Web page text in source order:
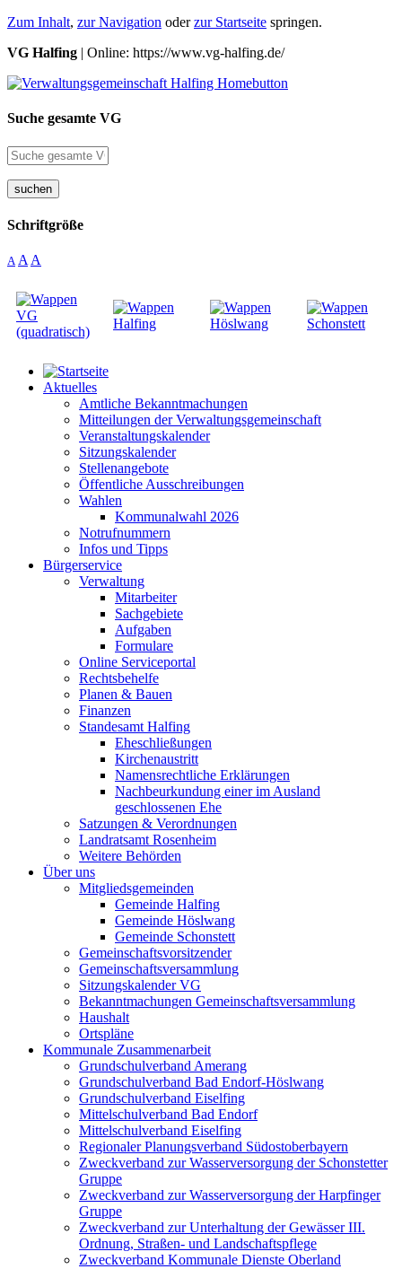
Zum Inhalt, zur Navigation oderzur Startseite springen.
VG Halfing | Online: https://www.vg-halfing.de/
Suche gesamte VG
suchen
Schriftgröße
A A A
Aktuelles
Amtliche Bekanntmachungen
Mitteilungen der Verwaltungsgemeinschaft
Veranstaltungskalender
Sitzungskalender
Stellenangebote
Öffentliche Ausschreibungen
Wahlen
Kommunalwahl 2026
Notrufnummern
Infos und Tipps
Bürgerservice
Verwaltung
Mitarbeiter
Sachgebiete
Aufgaben
Formulare
Online Serviceportal
Rechtsbehelfe
Planen & Bauen
Finanzen
Standesamt Halfing
Eheschließungen
Kirchenaustritt
Namensrechtliche Erklärungen
Nachbeurkundung einer im Ausland
geschlossenen Ehe
Satzungen & Verordnungen
Landratsamt Rosenheim
Weitere Behörden
Über uns
Mitgliedsgemeinden
Gemeinde Halfing
Gemeinde Höslwang
Gemeinde Schonstett
Gemeinschaftsvorsitzender
Gemeinschaftsversammlung
Sitzungskalender VG
Bekanntmachungen Gemeinschaftsversammlung
Haushalt
Ortspläne
Kommunale Zusammenarbeit
Grundschulverband Amerang
Grundschulverband Bad Endorf-Höslwang
Grundschulverband Eiselfing
Mittelschulverband Bad Endorf
Mittelschulverband Eiselfing
Regionaler Planungsverband Südostoberbayern
Zweckverband zur Wasserversorgung der Schonstetter
Gruppe
Zweckverband zur Wasserversorgung der Harpfinger
Gruppe
Zweckverband zur Unterhaltung der Gewässer III.
Ordnung, Straßen- und Landschaftspflege
Zweckverband Kommunale Dienste Oberland